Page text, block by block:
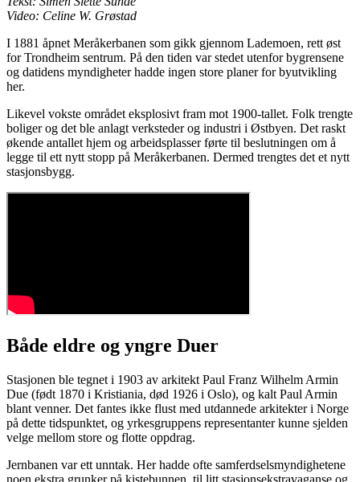
Video: Celine W. Grøstad
I 1881 åpnet Meråkerbanen som gikk gjennom Lademoen, rett øst
for Trondheim sentrum. På den tiden var stedet utenfor bygrensene
og datidens myndigheter hadde ingen store planer for byutvikling
her.
Likevel vokste området eksplosivt fram mot 1900-tallet. Folk trengte
boliger og det ble anlagt verksteder og industri i Østbyen. Det raskt
økende antallet hjem og arbeidsplasser førte til beslutningen om å
legge til ett nytt stopp på Meråkerbanen. Dermed trengtes det et nytt
stasjonsbygg.
Både eldre og yngre Duer
Stasjonen ble tegnet i 1903 av arkitekt Paul Franz Wilhelm Armin
Due (født 1870 i Kristiania, død 1926 i Oslo), og kalt Paul Armin
blant venner. Det fantes ikke flust med utdannede arkitekter i Norge
på dette tidspunktet, og yrkesgruppens representanter kunne sjelden
velge mellom store og flotte oppdrag.
Jernbanen var ett unntak. Her hadde ofte samferdselsmyndighetene